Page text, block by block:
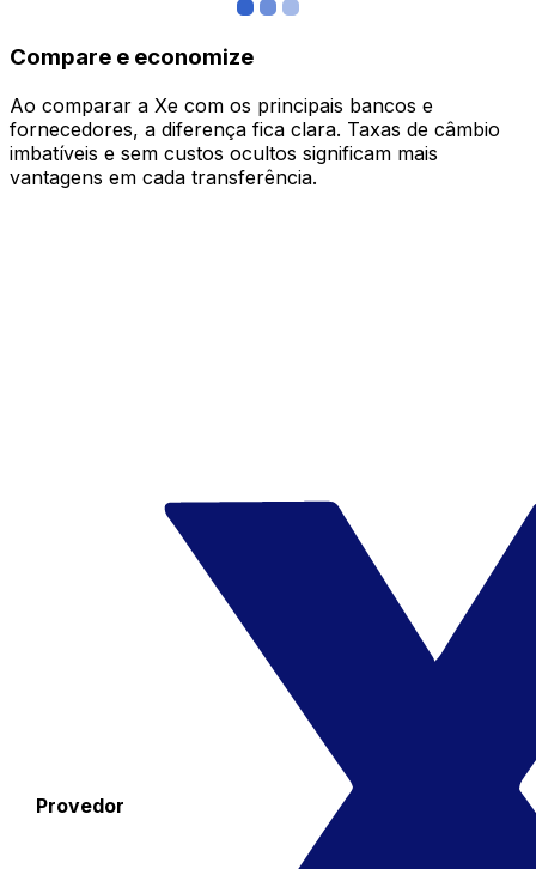
Compare e economize
Ao comparar a Xe com os principais bancos e
fornecedores, a diferença fica clara. Taxas de câmbio
imbatíveis e sem custos ocultos significam mais
vantagens em cada transferência.
Provedor